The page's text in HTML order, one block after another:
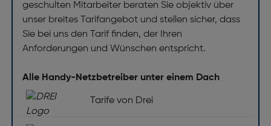
geschulten Mitarbeiter beraten Sie objektiv über
unser breites Tarifangebot und stellen sicher, dass
Sie bei uns den Tarif finden, der Ihren
Anforderungen und Wünschen entspricht.
Alle Handy-Netzbetreiber unter einem Dach
Tarife von Drei